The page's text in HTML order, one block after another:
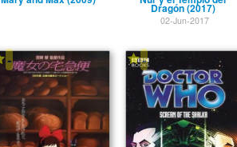
Dragón (2017)
02-Jun-2017
- -